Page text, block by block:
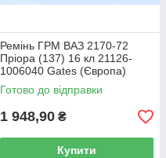
Ремінь ГРМ ВАЗ 2170-72
Пріора (137) 16 кл 21126-
1006040 Gates (Європа)
Готово до відправки
1 948,90 ₴
Купити